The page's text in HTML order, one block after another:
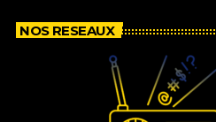
NOS RESEAUX